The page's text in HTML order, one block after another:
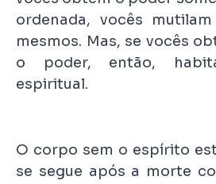
ordenada, vocês
mesmos. Mas, se vocês
o poder, então,
espiritual.
O corpo sem o espírito
se segue após a morte